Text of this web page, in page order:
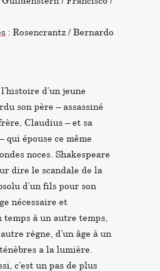
: Rosencrantz / Bernardo
d’un jeune
son père – assassiné
Claudius – et sa
qui épouse ce même
noces. Shakespeare
dire le scandale de la
d’un fils pour son
nécessaire et
temps à un autre temps,
règne, d’un âge à un
a la lumière.
c’est un pas de plus